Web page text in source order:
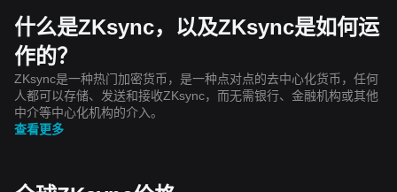
什么是ZKsync，以及ZKsync是如何运
作的？
ZKsync是一种热门加密货币，是一种点对点的去中心化货币，任何
人都可以存储、发送和接收ZKsync，而无需银行、金融机构或其他
中介等中心化机构的介入。
查看更多